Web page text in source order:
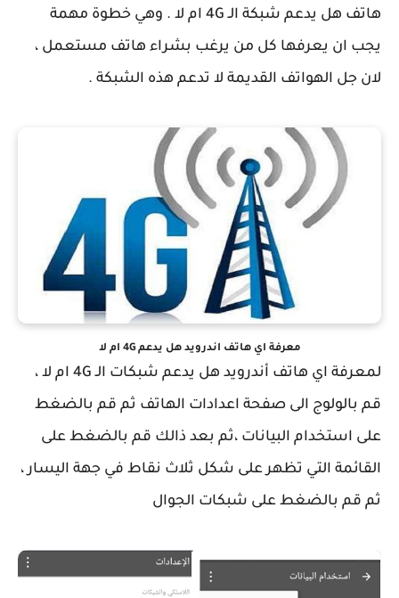
هاتف هل يدعم شبكة الـ 4G ام لا . وهي خطوة مهمة
يجب ان يعرفها كل من يرغب بشراء هاتف مستعمل ،
لان جل الهواتف القديمة لا تدعم هذه الشبكة .
معرفة اي هاتف اندرويد هل يدعم 4G ام لا
لمعرفة اي هاتف أندرويد هل يدعم شبكات الـ 4G ام لا ،
قم بالولوج الى صفحة اعدادات الهاتف ثم قم بالضغط
على استخدام البيانات ،ثم بعد ذالك قم بالضغط على
القائمة التي تظهر على شكل ثلاث نقاط في جهة اليسار ،
ثم قم بالضغط على شبكات الجوال